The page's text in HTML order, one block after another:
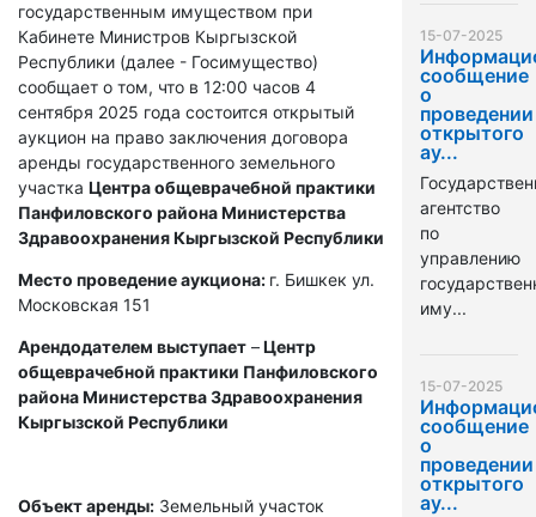
государственным имуществом при
Кабинете Министров Кыргызской
Республики (далее - Госимущество)
сообщает о том, что в 12:00 часов 4
сентября 2025 года состоится открытый
аукцион на право заключения договора
аренды государственного земельного
участка Центра общеврачебной практики
Панфиловского района Министерства
Здравоохранения Кыргызской Республики
Место проведение аукциона: г. Бишкек ул.
Московская 151
Арендодателем выступает –Центр
общеврачебной практики Панфиловского
района Министерства Здравоохранения
Кыргызской Республики
Объект аренды: Земельный участок
15-07-2025
сообщение
о
проведении
открытого
ау...
агентство
по
управлению
иму...
15-07-2025
сообщение
о
проведении
открытого
ау...